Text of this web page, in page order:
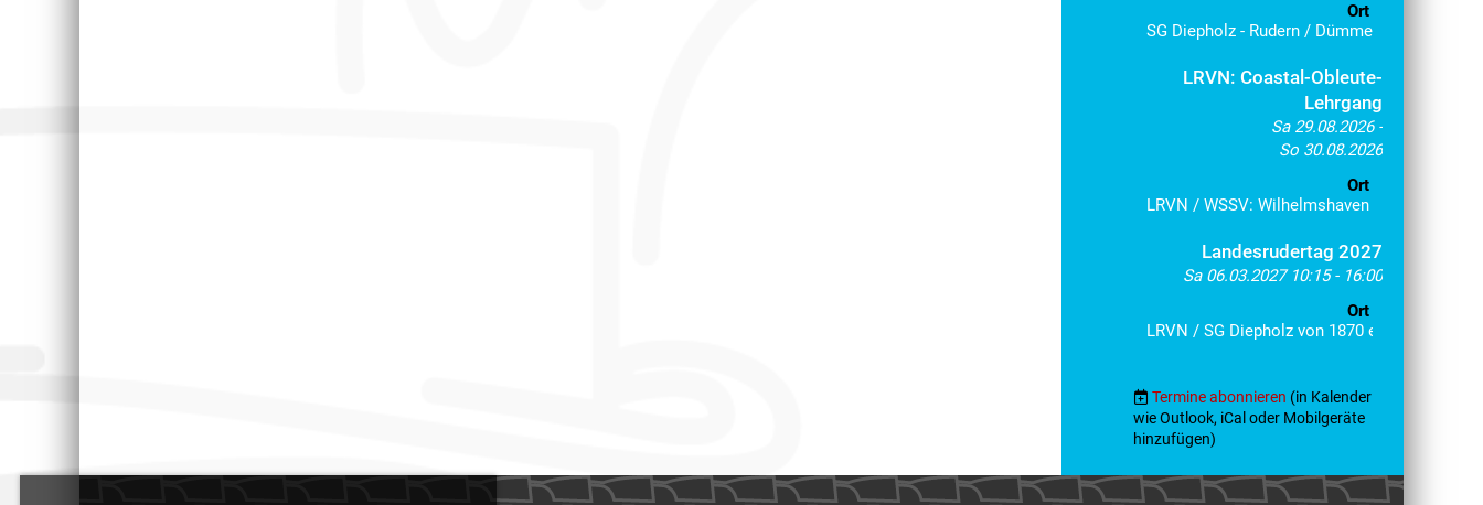
Ort
SG Diepholz - Rudern / Dümmer See
LRVN: Coastal-Obleute-
Lehrgang
Sa 29.08.2026 -
So 30.08.2026
Ort
LRVN / WSSV: Wilhelmshaven
Landesrudertag 2027
Sa 06.03.2027 10:15 - 16:00
Ort
LRVN / SG Diepholz von 1870 e.V. -
Termine abonnieren (in Kalender
wie Outlook, iCal oder Mobilgeräte
hinzufügen)